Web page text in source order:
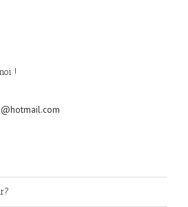
!